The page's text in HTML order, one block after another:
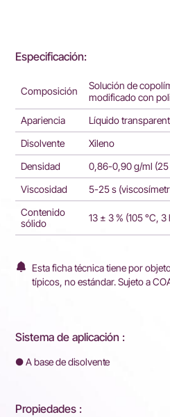
Especificación:
Composición
Solución de
modificado con
Apariencia
Líquido
Disolvente
Xileno
Densidad
0,86-0,90 g/ml
Viscosidad
5-25 s
Contenido
sólido
13 ± 3 % (105 °C, 3
Esta ficha técnica tiene por
típicos, no estándar. Sujeto a
Sistema de aplicación :
● A base de disolvente
Propiedades :